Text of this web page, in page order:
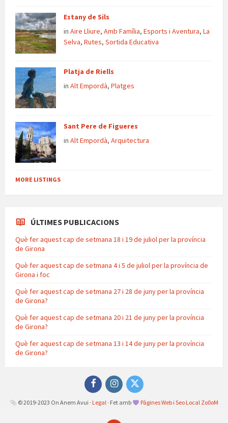
Estany de Sils
in Aire Lliure, Amb Família, Esports i Aventura, La
Selva, Rutes, Sortida Educativa
Platja de Riells
in Alt Empordà, Platges
Sant Pere de Figueres
in Alt Empordà, Arquitectura
MORE LISTINGS
ÚLTIMES PUBLICACIONS
Què fer aquest cap de setmana 18 i 19 de juliol per la província
de Girona
Què fer aquest cap de setmana 4 i 5 de juliol per la província de
Girona i foc
Què fer aquest cap de setmana 27 i 28 de juny per la província
de Girona?
Què fer aquest cap de setmana 20 i 21 de juny per la província
de Girona?
Què fer aquest cap de setmana 13 i 14 de juny per la província
de Girona?
FacebookInstagramTwitter
© 2019-2023 On Anem Avui · Legal · Fet amb Pàgines Web i Seo Local Zo0oM